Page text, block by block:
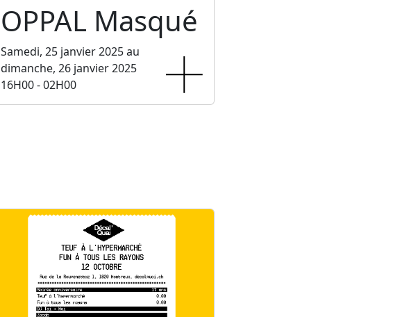
OPPAL Masqué
Samedi, 25 janvier 2025 au
dimanche, 26 janvier 2025
16H00 - 02H00